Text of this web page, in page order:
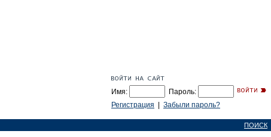
Имя:
Пароль:
Регистрация
Забыли пароль?
ПОИСК